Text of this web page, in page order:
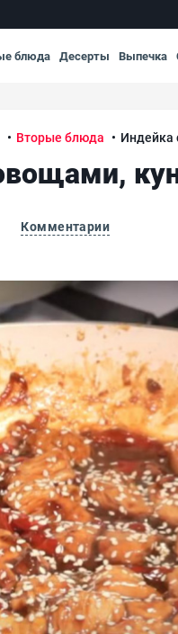
блюда Десерты Выпечка
Вторые блюда Индейка
Комментарии